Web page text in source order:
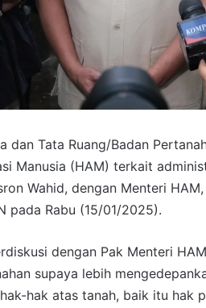
dan Tata Ruang/Badan
Manusia (HAM) terkait
Wahid, dengan Menteri
pada Rabu (15/01/2025).
dengan Pak Menteri
supaya lebih
hak atas tanah, baik itu hak